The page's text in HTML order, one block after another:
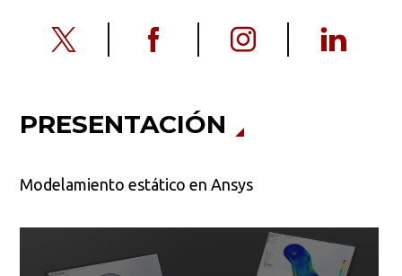
PRESENTACIÓN
Modelamiento estático en Ansys